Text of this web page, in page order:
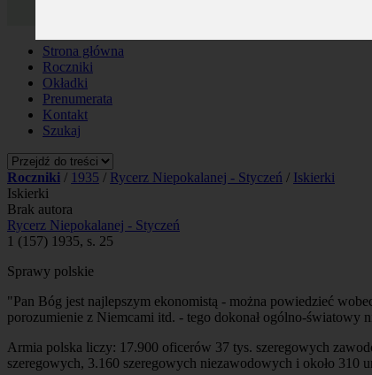
Strona główna
Roczniki
Okładki
Prenumerata
Kontakt
Szukaj
Roczniki / 1935 / Rycerz Niepokalanej - Styczeń / Iskierki
Iskierki
Brak autora
Rycerz Niepokalanej - Styczeń
1 (157) 1935, s. 25
Sprawy polskie
"Pan Bóg jest najlepszym ekonomistą - można powiedzieć
porozumienie z Niemcami itd. - tego dokonał ogólno-światowy
Armia polska liczy: 17.900 oficerów 37 tys. szeregowych
szeregowych, 3.160 szeregowych niezawodowych i około 310